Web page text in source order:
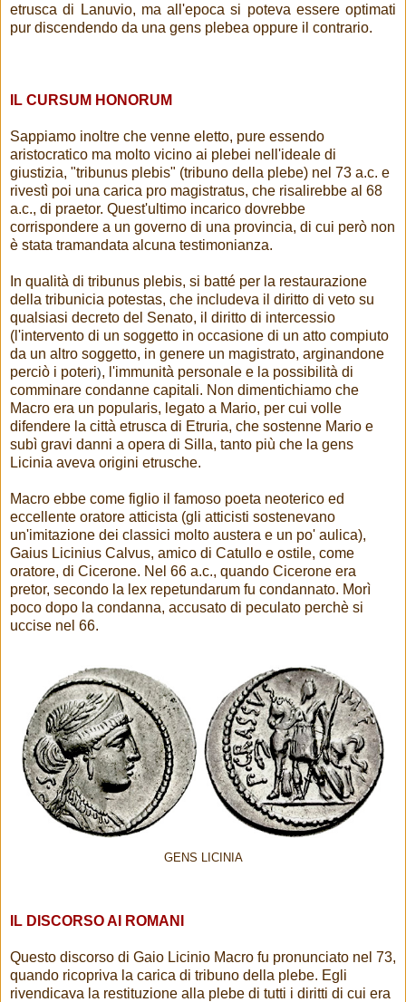
etrusca di Lanuvio, ma all'epoca si poteva essere optimati
pur discendendo da una gens plebea oppure il contrario.
IL CURSUM HONORUM
Sappiamo inoltre che venne eletto, pure essendo
aristocratico ma molto vicino ai plebei nell'ideale di
giustizia, "tribunus plebis" (tribuno della plebe) nel 73 a.c. e
rivestì poi una carica pro magistratus, che risalirebbe al 68
a.c., di praetor. Quest'ultimo incarico dovrebbe
corrispondere a un governo di una provincia, di cui però non
è stata tramandata alcuna testimonianza.
In qualità di tribunus plebis, si batté per la restaurazione
della tribunicia potestas, che includeva il diritto di veto su
qualsiasi decreto del Senato, il diritto di intercessio
(l'intervento di un soggetto in occasione di un atto compiuto
da un altro soggetto, in genere un magistrato, arginandone
perciò i poteri), l'immunità personale e la possibilità di
comminare condanne capitali. Non dimentichiamo che
Macro era un popularis, legato a Mario, per cui volle
difendere la città etrusca di Etruria, che sostenne Mario e
subì gravi danni a opera di Silla, tanto più che la gens
Licinia aveva origini etrusche.
Macro ebbe come figlio il famoso poeta neoterico ed
eccellente oratore atticista (gli atticisti sostenevano
un'imitazione dei classici molto austera e un po' aulica),
Gaius Licinius Calvus, amico di Catullo e ostile, come
oratore, di Cicerone. Nel 66 a.c., quando Cicerone era
pretor, secondo la lex repetundarum fu condannato. Morì
poco dopo la condanna, accusato di peculato perchè si
uccise nel 66.
GENS LICINIA
IL DISCORSO AI ROMANI
Questo discorso di Gaio Licinio Macro fu pronunciato nel 73,
quando ricopriva la carica di tribuno della plebe. Egli
rivendicava la restituzione alla plebe di tutti i diritti di cui era